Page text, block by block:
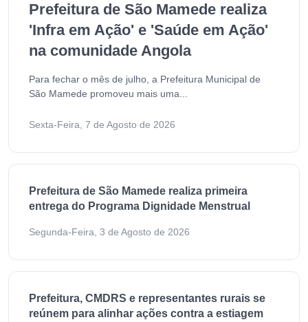
Prefeitura de São Mamede realiza
'Infra em Ação' e 'Saúde em Ação'
na comunidade Angola
Para fechar o mês de julho, a Prefeitura Municipal de
São Mamede promoveu mais uma...
Sexta-Feira, 7 de Agosto de 2026
Prefeitura de São Mamede realiza primeira
entrega do Programa Dignidade Menstrual
Segunda-Feira, 3 de Agosto de 2026
Prefeitura, CMDRS e representantes rurais se
reúnem para alinhar ações contra a estiagem